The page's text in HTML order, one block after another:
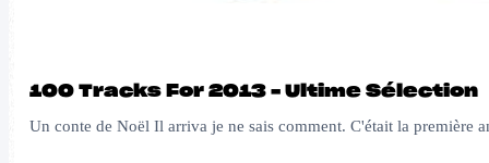
100 Tracks For 2013 – Ultime Sélection
Un conte de Noël Il arriva je ne sais comment. C'était la première